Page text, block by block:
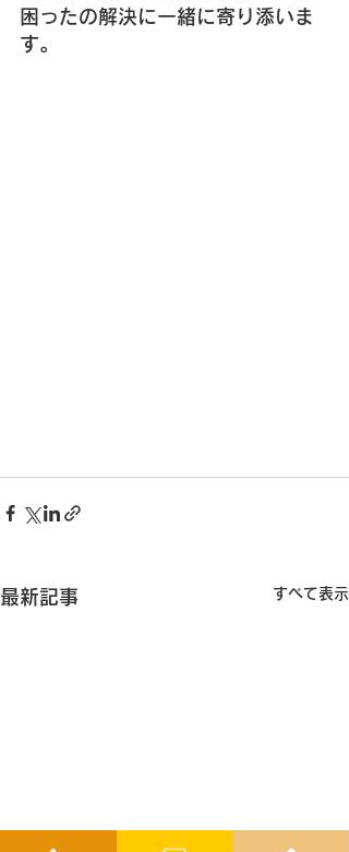
困ったの解決に一緒に寄り添いま
す。
最新記事 すべて表示